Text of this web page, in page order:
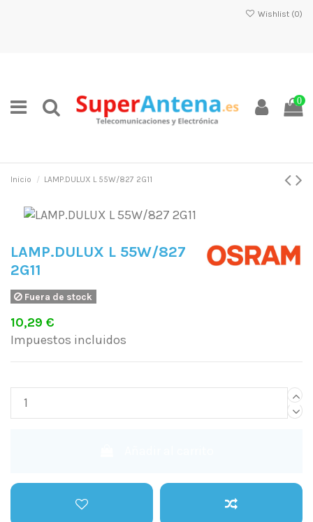
Wishlist (0)
0
Inicio LAMP.DULUX L 55W/827 2G11
LAMP.DULUX L 55W/827
2G11
Fuera de stock
10,29 €
Impuestos incluidos